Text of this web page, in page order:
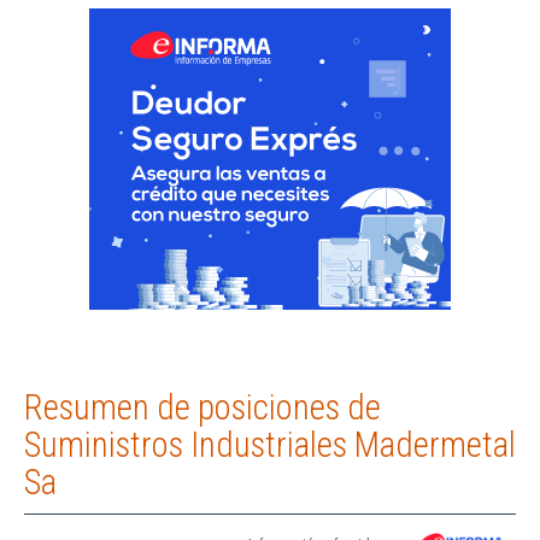
Resumen de posiciones de
Suministros Industriales Madermetal
Sa